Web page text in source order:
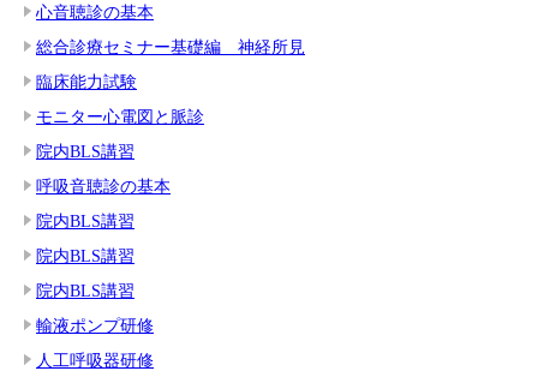
心音聴診の基本
総合診療セミナー基礎編 神経所見
臨床能力試験
モニター心電図と脈診
院内BLS講習
呼吸音聴診の基本
院内BLS講習
院内BLS講習
院内BLS講習
輸液ポンプ研修
人工呼吸器研修